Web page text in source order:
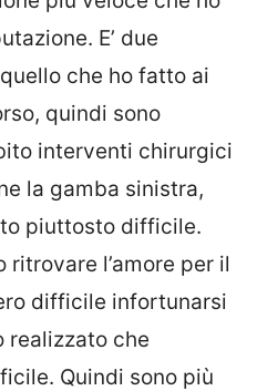
E’ due
che ho fatto ai
quindi sono
interventi chirurgici
la gamba sinistra,
piuttosto difficile.
l’amore per il
difficile infortunarsi
realizzato che
Quindi sono più